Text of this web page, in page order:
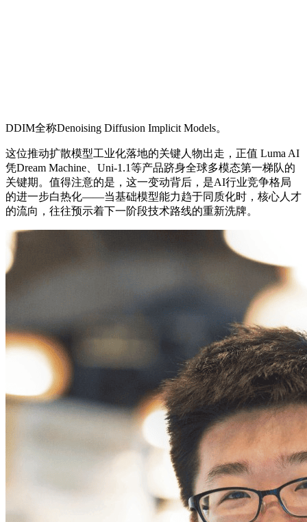
DDIM全称Denoising Diffusion Implicit Models。
这位推动扩散模型工业化落地的关键人物出走，正值 Luma AI
凭Dream Machine、Uni-1.1等产品跻身全球多模态第一梯队的
关键期。值得注意的是，这一变动背后，是AI行业竞争格局
的进一步白热化——当基础模型能力趋于同质化时，核心人才
的流向，往往预示着下一阶段技术路线的重新洗牌。